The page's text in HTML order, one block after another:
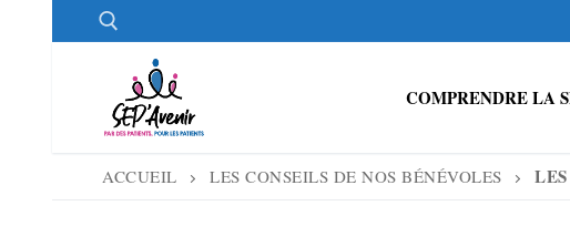
Rechercher :
COMPRENDRE LA
ACCUEIL LES CONSEILS DE NOS BÉNÉVOLES